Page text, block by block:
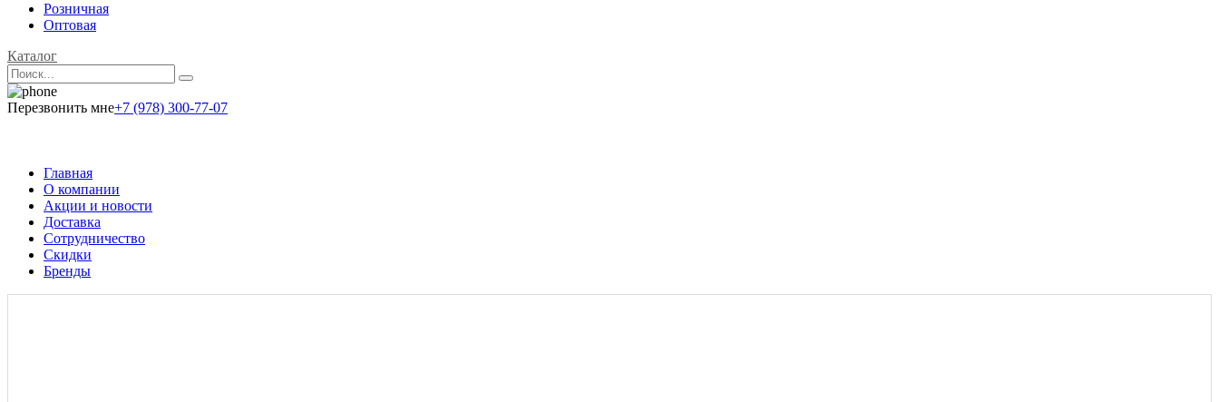
Розничная
Оптовая
Каталог
Перезвонить мне+7 (978) 300-77-07
Главная
О компании
Акции и новости
Доставка
Сотрудничество
Скидки
Бренды